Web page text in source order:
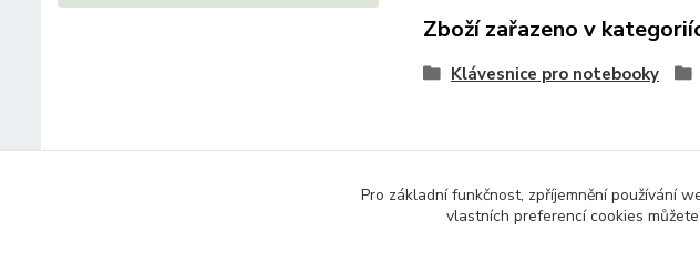
Zboží zařazeno v
Klávesnice pro notebooky
Pro základní funkčnost, zpříjemnění používání
vlastních preferencí cookies